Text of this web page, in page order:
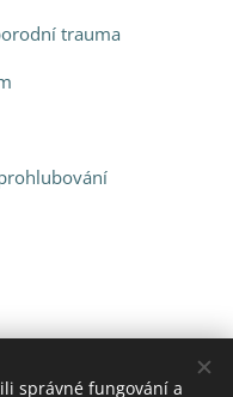
trauma
správné fungování a